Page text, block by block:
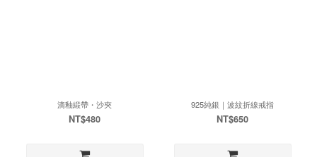
滴釉緞帶・沙夾
NT$480
925純銀｜波紋折線戒指
NT$650